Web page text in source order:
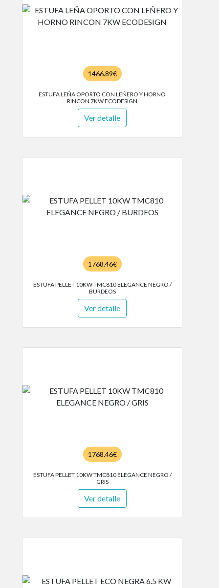
1466.89€
ESTUFA LEÑA OPORTO CON LEÑERO Y HORNO
RINCON 7KW ECODESIGN
Ver detalle
1768.46€
ESTUFA PELLET 10KW TMC810 ELEGANCE NEGRO /
BURDEOS
Ver detalle
1768.46€
ESTUFA PELLET 10KW TMC810 ELEGANCE NEGRO /
GRIS
Ver detalle